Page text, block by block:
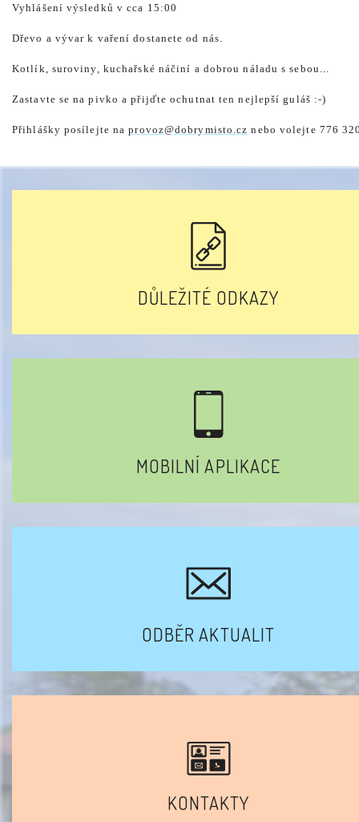
Vyhlášení výsledků v cca 15:00
Dřevo a vývar k vaření dostanete od nás.
Kotlík, suroviny, kuchařské náčiní a dobrou náladu s sebou...
Zastavte se na pivko a přijďte ochutnat ten nejlepší guláš :-)
Přihlášky posílejte naprovoz@dobrymisto.cz nebo volejte 776
DŮLEŽITÉ ODKAZY
MOBILNÍ APLIKACE
ODBĚR AKTUALIT
KONTAKTY